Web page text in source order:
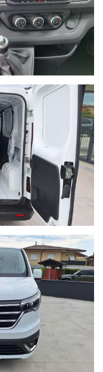
in alcuni casi
vettura. Baggio
eventuali involontarie
impegno